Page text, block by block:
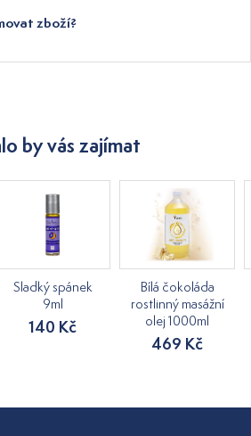
zboží?
by vás zajímat
Sladký spánek
9ml
140 Kč
Bílá čokoláda
rostlinný masážní
olej 1000ml
469 Kč